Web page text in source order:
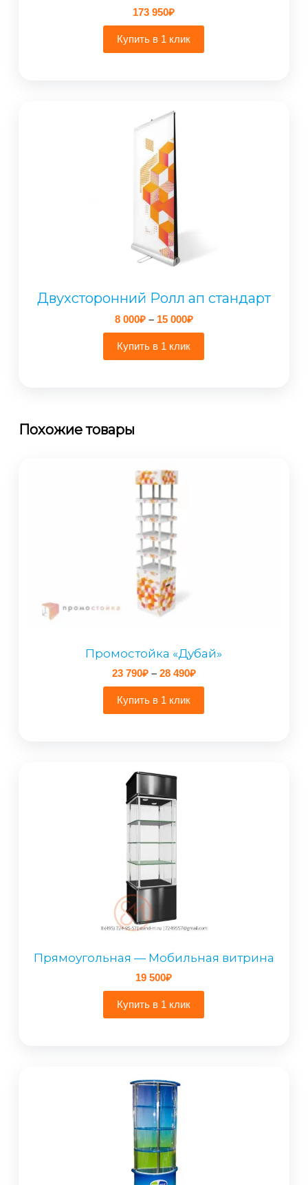
173 950₽
Купить в 1 клик
Двухсторонний Ролл ап стандарт
8 000₽ – 15 000₽Диапазон
цен:
000₽
Купить в 1 клик
Похожие товары
Промостойка «Дубай»
23 790₽ – 28 490₽Диапазон
цен:
790₽
Купить в 1 клик
Прямоугольная — Мобильная витрина
19 500₽
Купить в 1 клик